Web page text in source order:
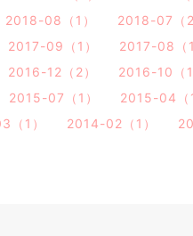
2018-08（1） 2018-07（2
2017-09（1） 2017-08（1
2016-12（2） 2016-10（1
2015-07（1） 2015-04（1
（1） 2014-02（1）